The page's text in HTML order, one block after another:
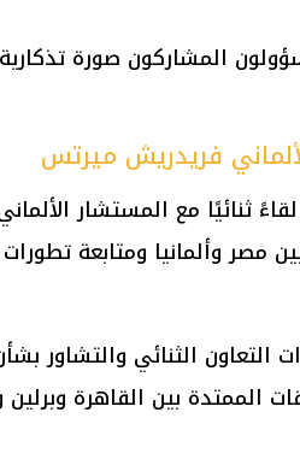
المشاركون صورة
فريدريش ميرتس
ثنائيًا مع المستشار
مصر وألمانيا ومتابعة تطورات
الثنائي والتشاور
الممتدة بين القاهرة وبرلين